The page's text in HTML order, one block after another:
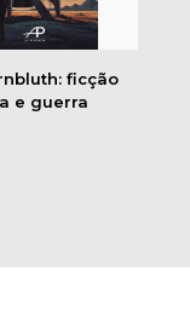
ficção
e guerra